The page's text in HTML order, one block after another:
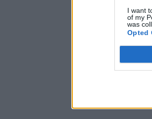
I want
of my
was
Opted